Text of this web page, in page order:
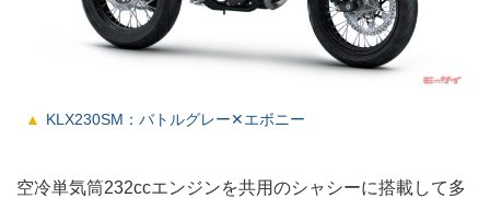
KLX230SM：バトルグレー✕エボニー
空冷単気筒232ccエンジンを共用のシャシーに搭載して多